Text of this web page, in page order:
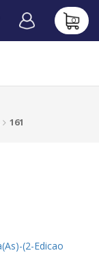
0
161